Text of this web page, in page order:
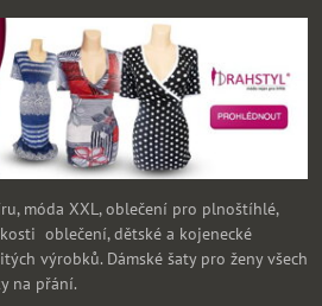
móda XXL, oblečení pro plnoštíhlé,
oblečení, dětské a kojenecké
výrobků. Dámské šaty pro ženy všech
na přání.